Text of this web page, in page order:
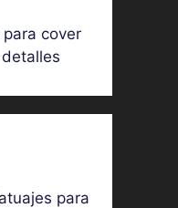
cover
para